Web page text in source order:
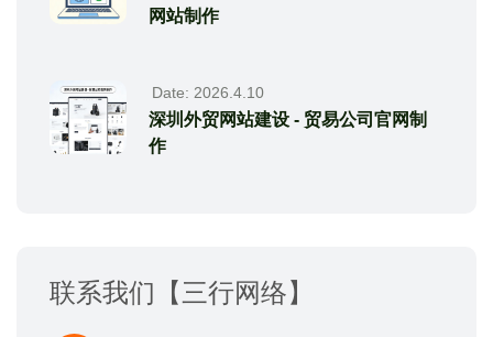
网站制作
Date: 2026.4.10
深圳外贸网站建设 - 贸易公司官网制
作
联系我们【三行网络】